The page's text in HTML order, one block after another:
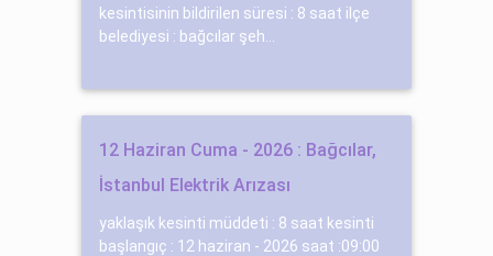
kesintisinin bildirilen süresi : 8 saat ilçe
belediyesi : bağcılar şeh...
12 Haziran Cuma - 2026 : Bağcılar,
İstanbul Elektrik Arızası
yaklaşık kesinti müddeti : 8 saat kesinti
başlangıç : 12 haziran - 2026 saat :09:00